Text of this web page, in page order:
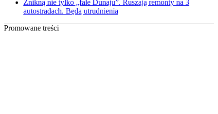
Znikną nie tylko „fale Dunaju”. Ruszają remonty na 3
autostradach. Będą utrudnienia
Promowane treści